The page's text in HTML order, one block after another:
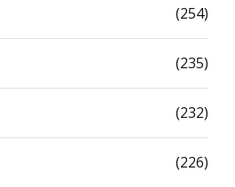
(254)
(235)
(232)
(226)